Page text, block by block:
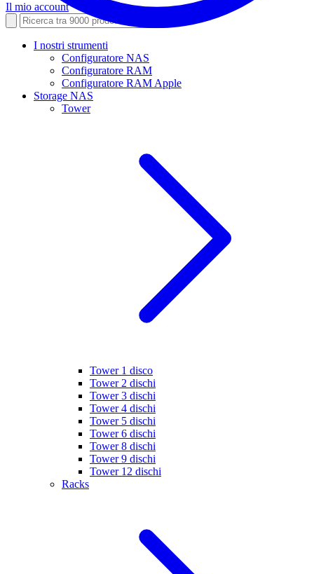
Il mio account
I nostri strumenti
Configuratore NAS
Configuratore RAM
Configuratore RAM Apple
Storage NAS
Tower
Tower 1 disco
Tower 2 dischi
Tower 3 dischi
Tower 4 dischi
Tower 5 dischi
Tower 6 dischi
Tower 8 dischi
Tower 9 dischi
Tower 12 dischi
Racks